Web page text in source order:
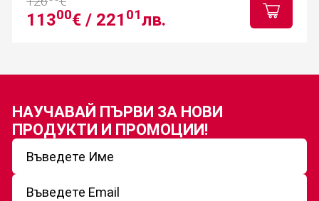
11300€ / 221 01лв.
НАУЧАВАЙ ПЪРВИ ЗА НОВИ
ПРОДУКТИ И ПРОМОЦИИ!